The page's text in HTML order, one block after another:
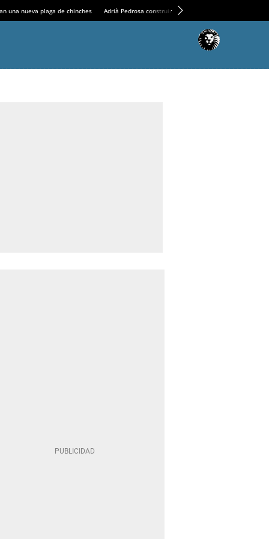
una nueva plaga de chinches Adrià Pedrosa construirá la nueva residencia en el